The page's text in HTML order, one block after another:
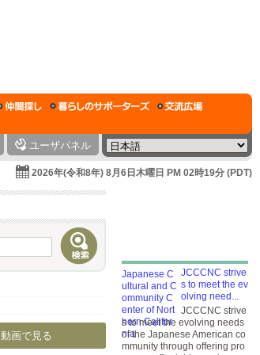
ユーザパネル
2026年(令和8年) 8月6日木曜日 PM 02時19分 (PDT)
動画で見る
JCCCNC strive
s to meet the ev
olving need...
JCCCNC strive
s to meet the evolving needs
of the Japanese American co
mmunity through offering pro